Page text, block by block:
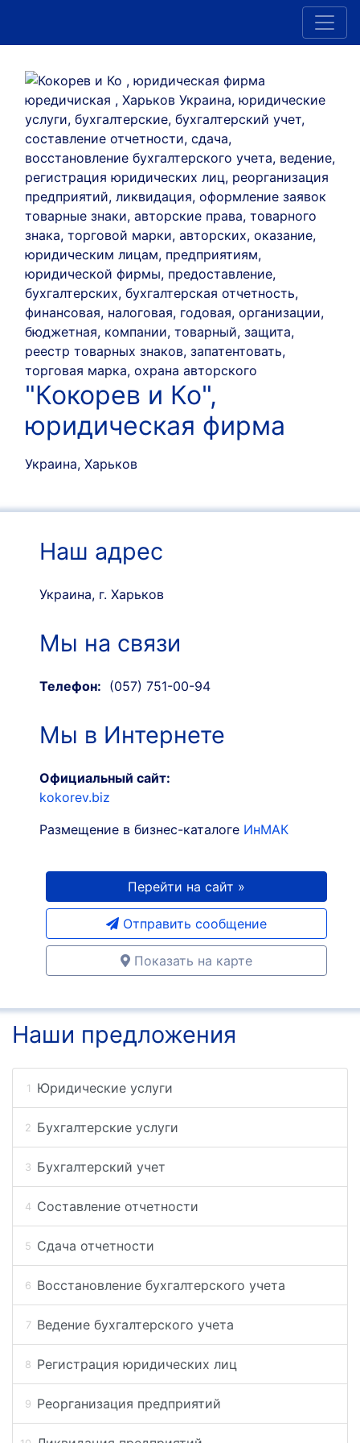
"Кокорев и Ко",
юридическая фирма
Украина, Харьков
Наш адрес
Украина, г. Харьков
Мы на связи
Телефон: (057) 751-00-94
Мы в Интернете
Официальный сайт:
kokorev.biz
Размещение в бизнес-каталоге ИнМАК
Перейти на сайт »
Отправить сообщение
Показать на карте
Наши предложения
Юридические услуги
Бухгалтерские услуги
Бухгалтерский учет
Составление отчетности
Сдача отчетности
Восстановление бухгалтерского учета
Ведение бухгалтерского учета
Регистрация юридических лиц
Реорганизация предприятий